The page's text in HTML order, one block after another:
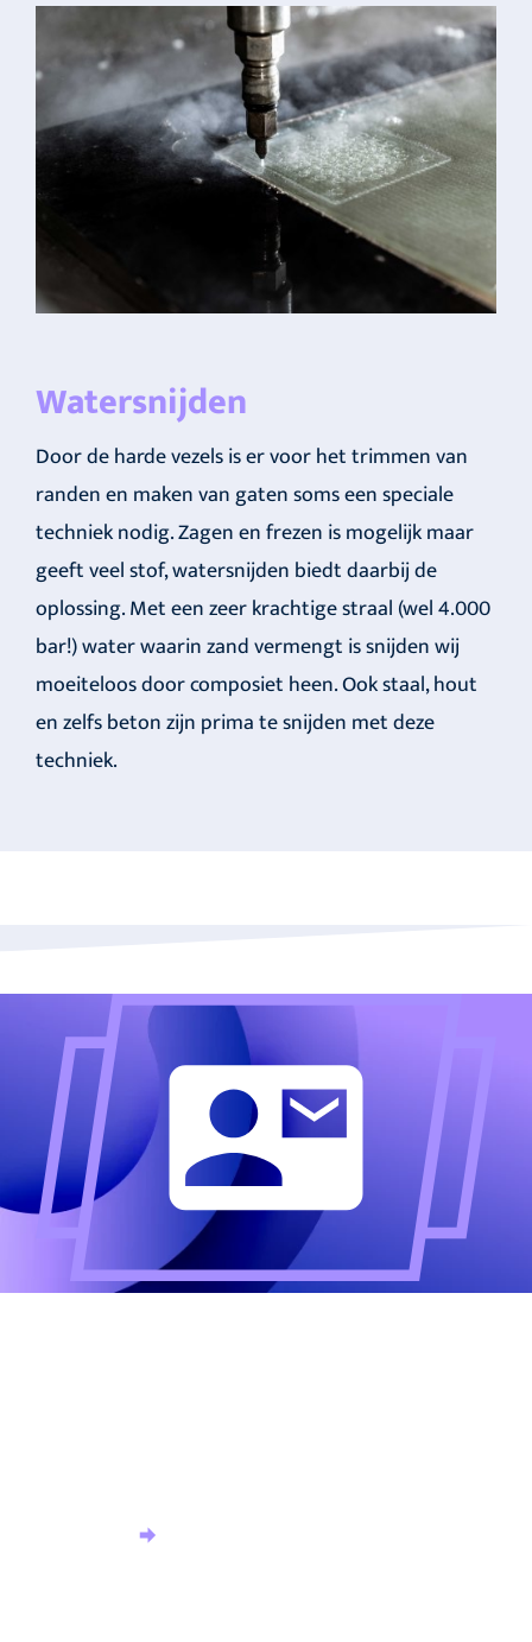
Watersnijden
Door de harde vezels is er voor het trimmen van
randen en maken van gaten soms een speciale
techniek nodig. Zagen en frezen is mogelijk maar
geeft veel stof, watersnijden biedt daarbij de
oplossing. Met een zeer krachtige straal (wel 4.000
bar!) water waarin zand vermengt is snijden wij
moeiteloos door composiet heen. Ook staal, hout
en zelfs beton zijn prima te snijden met deze
techniek.